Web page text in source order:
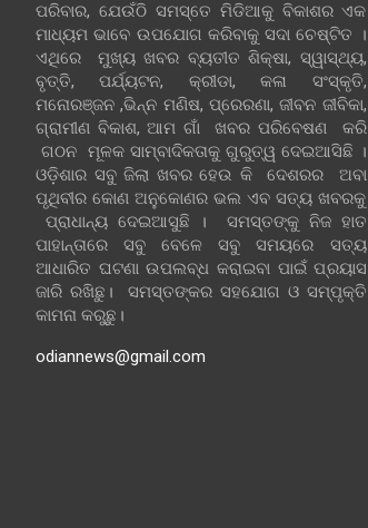
ପରିବାର, ଯେଉଁଠି ସମସ୍ତେ ମିଡିଆକୁ ବିକାଶର ଏକ
ମାଧ୍ୟମ ଭାବେ ଉପଯୋଗ କରିବାକୁ ସଦା ଚେଷ୍ଟିତ ।
ଏଥିରେ ମୁଖ୍ୟ ଖବର ବ୍ୟତୀତ ଶିକ୍ଷା, ସ୍ୱାସ୍ଥ୍ୟ,
ବୃତ୍ତି, ପର୍ଯ୍ୟଟନ, କ୍ରୀଡା, କଳା ସଂସ୍କୃତି,
ମନୋରଞ୍ଜନ ,ଭିନ୍ନ ମଣିଷ, ପ୍ରେରଣା, ଜୀବନ ଜୀବିକା,
ଗ୍ରାମୀଣ ବିକାଶ, ଆମ ଗାଁ ଖବର ପରିବେଷଣ କରି
ଗଠନ ମୂଳକ ସାମ୍ବାଦିକତାକୁ ଗୁରୁତ୍ୱ ଦେଇଆସିଛି ।
ଓଡ଼ିଶାର ସବୁ ଜିଲା ଖବର ହେଉ କି ଦେଶରର ଅବା
ପୃଥିବୀର କୋଣ ଅନୁକୋଣର ଭଲ ଏବ ସତ୍ୟ ଖବରକୁ
ପ୍ରାଧାନ୍ୟ ଦେଇଆସୁଛି । ସମସ୍ତଙ୍କୁ ନିଜ ହାତ
ପାହାନ୍ତାରେ ସବୁ ବେଳେ ସବୁ ସମୟରେ ସତ୍ୟ
ଆଧାରିତ ଘଟଣା ଉପଲବ୍ଧ କରାଇବା ପାଇଁ ପ୍ରୟାସ
ଜାରି ରଖିଛୁ। ସମସ୍ତଙ୍କର ସହଯୋଗ ଓ ସମ୍ପୃକ୍ତି
କାମନା କରୁଛୁ।
odiannews@gmail.com